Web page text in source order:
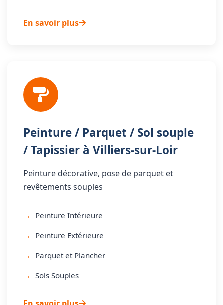
En savoir plus
Peinture / Parquet / Sol souple
/ Tapissier à Villiers-sur-Loir
Peinture décorative, pose de parquet et
revêtements souples
Peinture Intérieure
Peinture Extérieure
Parquet et Plancher
Sols Souples